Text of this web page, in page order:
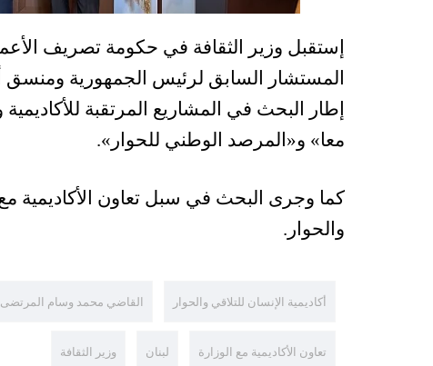
إستقبل وزير الثقافة في حكومة تصريف
المستشار السابق لرئيس الجمهورية ومنسق
إطار البحث في المشاريع المرتقبة
معا» و« المرصد الوطني للحوار »
.
كما وجرى البحث في سبل تعاون الأكاديمية مع
والحوار.
أكاديمية الإنسان للتلاقي والحوار القاضي محمد وسام المرتضى
تعاون الأكاديمية مع الوزارة لبنان وزير الثقافة